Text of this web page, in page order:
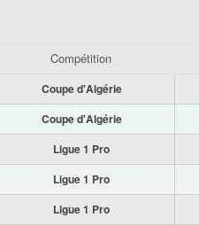
Compétition
Coupe d'Algérie
Coupe d'Algérie
Ligue 1 Pro
Ligue 1 Pro
Ligue 1 Pro